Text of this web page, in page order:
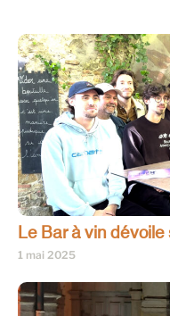
Le Bar à vin
1 mai 2025